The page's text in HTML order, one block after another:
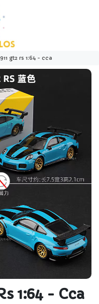
gt2 rs 1:64 - cca
1:64 - Cca